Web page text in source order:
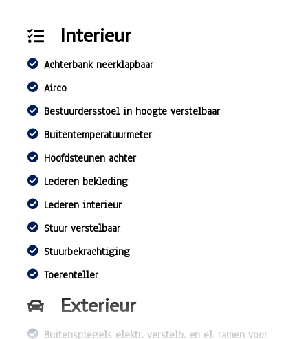
Interieur
Achterbank neerklapbaar
Airco
Bestuurdersstoel in hoogte verstelbaar
Buitentemperatuurmeter
Hoofdsteunen achter
Lederen bekleding
Lederen interieur
Stuur verstelbaar
Stuurbekrachtiging
Toerenteller
Exterieur
Buitenspiegels elektr. verstelb. en el. ramen voor